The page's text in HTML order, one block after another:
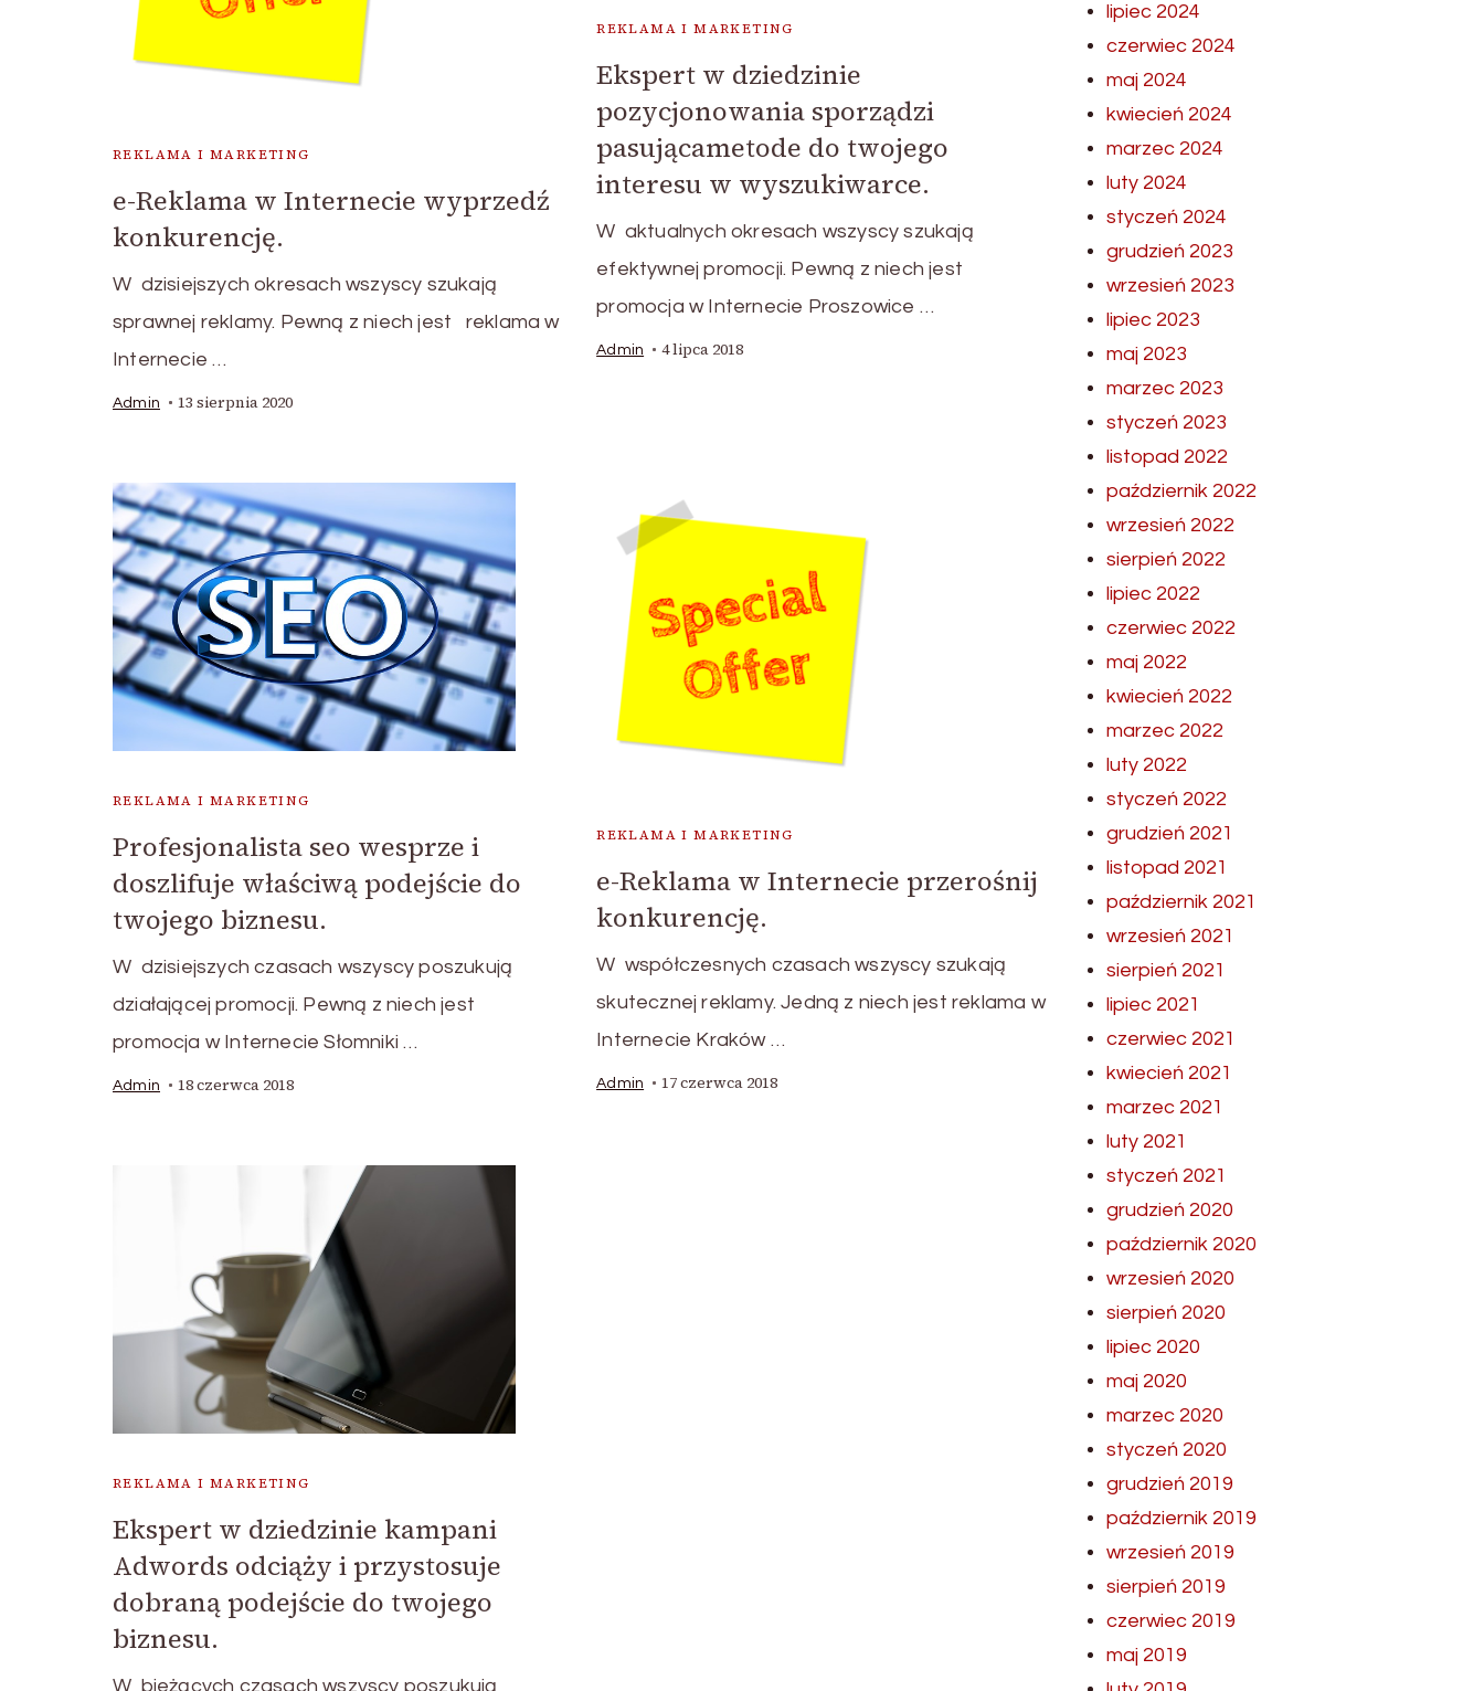
REKLAMA I MARKETING
e-Reklama w Internecie wyprzedź
konkurencję.
W dzisiejszych okresach wszyscy szukają
sprawnej reklamy. Pewną z niech jest reklama w
Internecie …
Admin 13 sierpnia 2020
REKLAMA I MARKETING
Ekspert w dziedzinie
pozycjonowania sporządzi
pasującametode do twojego
interesu w wyszukiwarce.
W aktualnych okresach wszyscy szukają
efektywnej promocji. Pewną z niech jest
promocja w Internecie Proszowice …
Admin 4 lipca 2018
REKLAMA I MARKETING
Profesjonalista seo wesprze i
doszlifuje właściwą podejście do
twojego biznesu.
W dzisiejszych czasach wszyscy poszukują
działającej promocji. Pewną z niech jest
promocja w Internecie Słomniki …
Admin 18 czerwca 2018
REKLAMA I MARKETING
e-Reklama w Internecie przerośnij
konkurencję.
W współczesnych czasach wszyscy szukają
skutecznej reklamy. Jedną z niech jest reklama w
Internecie Kraków …
Admin 17 czerwca 2018
REKLAMA I MARKETING
Ekspert w dziedzinie kampani
Adwords odciąży i przystosuje
dobraną podejście do twojego
biznesu.
W bieżących czasach wszyscy poszukują
lipiec 2024
czerwiec 2024
maj 2024
kwiecień 2024
marzec 2024
luty 2024
styczeń 2024
grudzień 2023
wrzesień 2023
lipiec 2023
maj 2023
marzec 2023
styczeń 2023
listopad 2022
październik 2022
wrzesień 2022
sierpień 2022
lipiec 2022
czerwiec 2022
maj 2022
kwiecień 2022
marzec 2022
luty 2022
styczeń 2022
grudzień 2021
listopad 2021
październik 2021
wrzesień 2021
sierpień 2021
lipiec 2021
czerwiec 2021
kwiecień 2021
marzec 2021
luty 2021
styczeń 2021
grudzień 2020
październik 2020
wrzesień 2020
sierpień 2020
lipiec 2020
maj 2020
marzec 2020
styczeń 2020
grudzień 2019
październik 2019
wrzesień 2019
sierpień 2019
czerwiec 2019
maj 2019